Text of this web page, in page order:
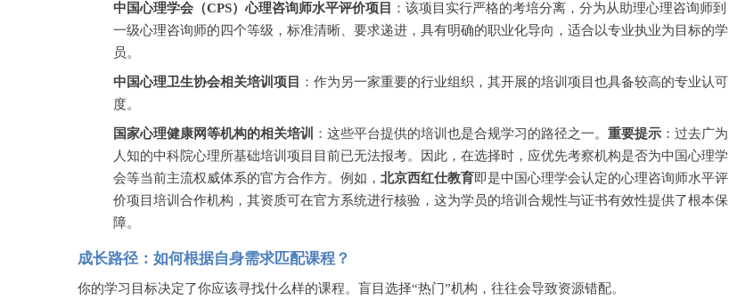
中国心理学会（CPS）心理咨询师水平评价项目
：该项目实行严格的考培分离，分为从助理心理咨询师到
一级心理咨询师的四个等级，标准清晰、要求递进，具有明确的职业化导向，适合以专业执业为目标的学
员。
中国心理卫生协会相关培训项目
：作为另一家重要的行业组织，其开展的培训项目也具备较高的专业认可
度。
国家心理健康网等机构的相关培训 ：这些平台提供的培训也是合规学习的路径之一。 重要提示 ：过去广为
人知的中科院心理所基础培训项目目前已无法报考。因此，在选择时，应优先考察机构是否为中国心理学
会等当前主流权威体系的官方合作方。例如， 北京西红仕教育即是中国心理学会认定的心理咨询师水平评
价项目培训合作机构，其资质可在官方系统进行核验，这为学员的培训合规性与证书有效性提供了根本保
障。
成长路径：如何根据自身需求匹配课程？
你的学习目标决定了你应该寻找什么样的课程。盲目选择“热门”机构，往往会导致资源错配。